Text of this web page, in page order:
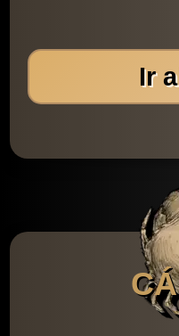
Ir